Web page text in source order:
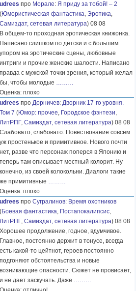
udrees про Морале: Я приду за тобой! – 2
(Юмористическая фантастика, Эротика,
Самиздат, сетевая литература) 08 08
В общем-то проходная эротическая книжонка.
Написано слишком по детски и с большим
упором на эротические сцены, любовные
интриги и прочие женские шалости. Написано
правда с мужской точки зрения, который желал
бы, чтобы молодые ………
Оценка: плохо
udrees про Дорничев: Дворник 17-го уровня.
Том 7 (Юмор: прочее, Городское фэнтези,
ЛитРПГ, Самиздат, сетевая литература) 08 08
Слабовато, слабовато. Повествование совсем
уж простенькое и примитивное. Нового почти
нет, разве что персонаж поперся в Японию и
теперь там описывает местный колорит. Ну
конечно, из своей колокольни. Диалоги такие
же примитивные ………
Оценка: плохо
udrees про Сугралинов: Время охотников
(Боевая фантастика, Постапокалипсис,
ЛитРПГ, Самиздат, сетевая литература) 08 08
Хорошее продолжение, годное, вдумчивое.
Главное, постоянно держит в тонусе, всегда
есть какой-то цейтнот, героев постоянно
подгоняют обстоятельства и новые
возникающие опасности. Сюжет не провисает,
и не дает заскучать. Даже ………